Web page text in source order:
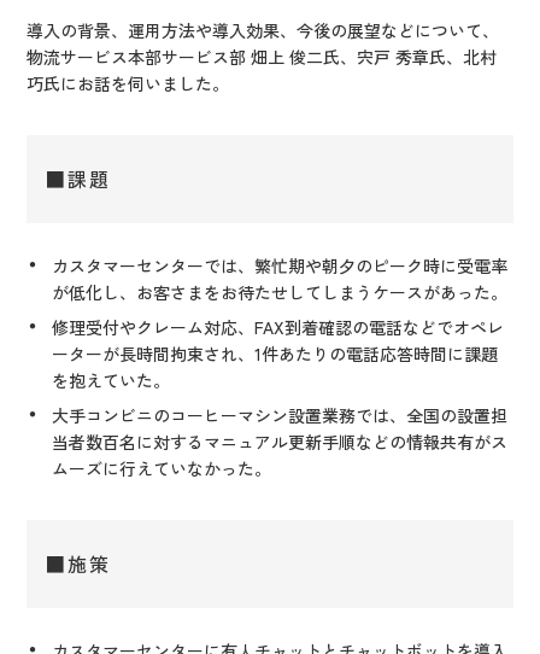
導入の背景、運用方法や導入効果、今後の展望などについて、
物流サービス本部サービス部 畑上 俊二氏、宍戸 秀章氏、北村
巧氏にお話を伺いました。
■課題
カスタマーセンターでは、繁忙期や朝夕のピーク時に受電率
が低化し、お客さまをお待たせしてしまうケースがあった。
修理受付やクレーム対応、FAX到着確認の電話などでオペレ
ーターが長時間拘束され、1件あたりの電話応答時間に課題
を抱えていた。
大手コンビニのコーヒーマシン設置業務では、全国の設置担
当者数百名に対するマニュアル更新手順などの情報共有がス
ムーズに行えていなかった。
■施策